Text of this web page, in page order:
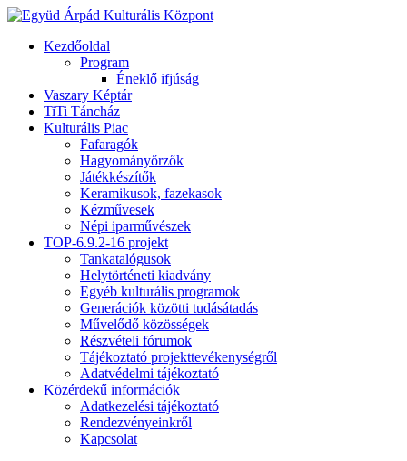
Kezdőoldal
Program
Éneklő ifjúság
Vaszary Képtár
TiTi Táncház
Kulturális Piac
Fafaragók
Hagyományőrzők
Játékkészítők
Keramikusok, fazekasok
Kézművesek
Népi iparművészek
TOP-6.9.2-16 projekt
Tankatalógusok
Helytörténeti kiadvány
Egyéb kulturális programok
Generációk közötti tudásátadás
Művelődő közösségek
Részvételi fórumok
Tájékoztató projekttevékenységről
Adatvédelmi tájékoztató
Közérdekű információk
Adatkezelési tájékoztató
Rendezvényeinkről
Kapcsolat